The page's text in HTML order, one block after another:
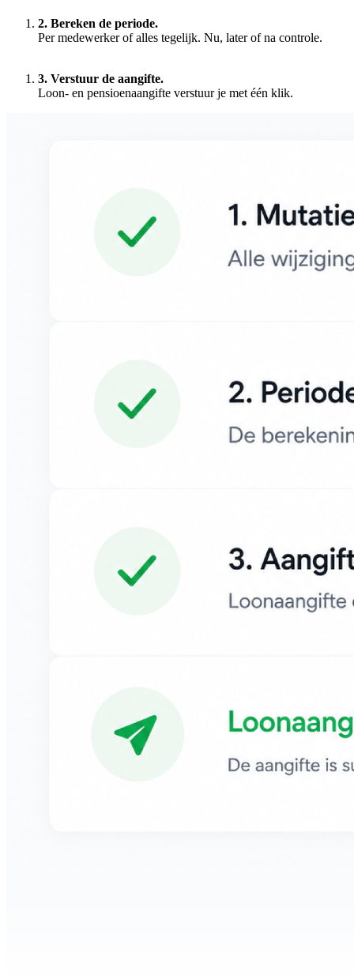
2. Bereken de periode.
Per medewerker of alles tegelijk. Nu, later of na controle.
3. Verstuur de aangifte.
Loon- en pensioenaangifte verstuur je met één klik.